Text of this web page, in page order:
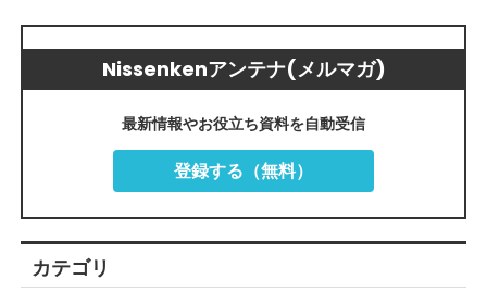
Nissenkenアンテナ(メルマガ)
最新情報やお役立ち資料を自動受信
登録する（無料）
カテゴリ